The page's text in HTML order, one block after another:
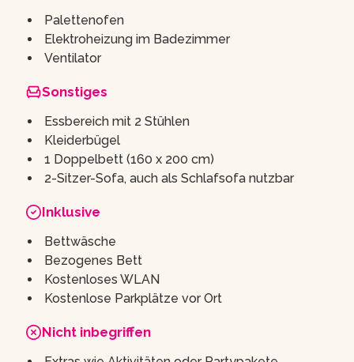
Palettenofen
Elektroheizung im Badezimmer
Ventilator
Sonstiges
Essbereich mit 2 Stühlen
Kleiderbügel
1 Doppelbett (160 x 200 cm)
2-Sitzer-Sofa, auch als Schlafsofa nutzbar
Inklusive
Bettwäsche
Bezogenes Bett
Kostenloses WLAN
Kostenlose Parkplätze vor Ort
Nicht inbegriffen